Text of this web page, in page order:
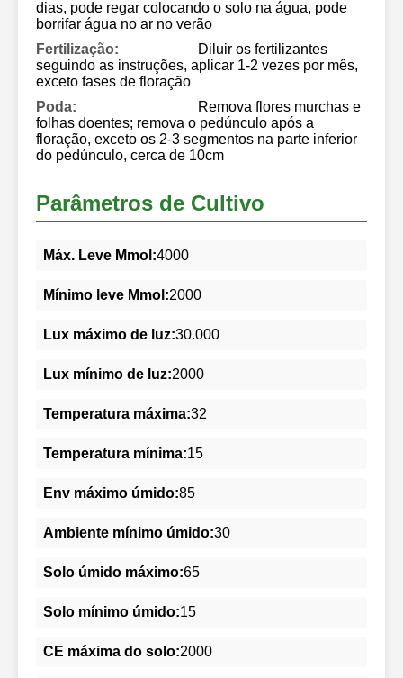
dias, pode regar colocando o solo na água, pode
borrifar água no ar no verão
Fertilização:
Diluir os fertilizantes
seguindo as instruções, aplicar 1-2 vezes por mês,
exceto fases de floração
Poda:
Remova flores murchas e
folhas doentes; remova o pedúnculo após a
floração, exceto os 2-3 segmentos na parte inferior
do pedúnculo, cerca de 10cm
Parâmetros de Cultivo
Máx. Leve Mmol:4000
Mínimo leve Mmol:2000
Lux máximo de luz:30.000
Lux mínimo de luz:2000
Temperatura máxima:32
Temperatura mínima:15
Env máximo úmido:85
Ambiente mínimo úmido:30
Solo úmido máximo:65
Solo mínimo úmido:15
CE máxima do solo:2000